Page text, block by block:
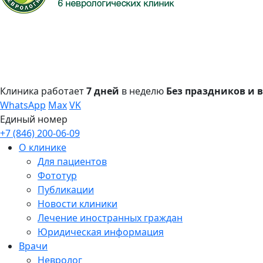
Клиника работает7 дней в неделю Без праздников и
WhatsApp MaxVK
Единый номер
+7 (846) 200-06-09
О клинике
Для пациентов
Фототур
Публикации
Новости клиники
Лечение иностранных граждан
Юридическая информация
Врачи
Невролог